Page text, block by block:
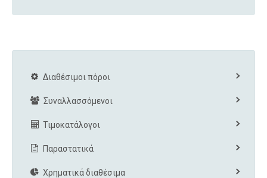
Διαθέσιμοι πόροι
Συναλλασσόμενοι
Τιμοκατάλογοι
Παραστατικά
Χρηματικά διαθέσιμα